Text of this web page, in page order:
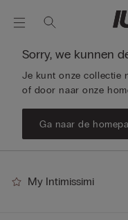
Sorry, we kunnen
Je kunt onze collectie
of door naar onze
Ga naar de
My Intimissimi